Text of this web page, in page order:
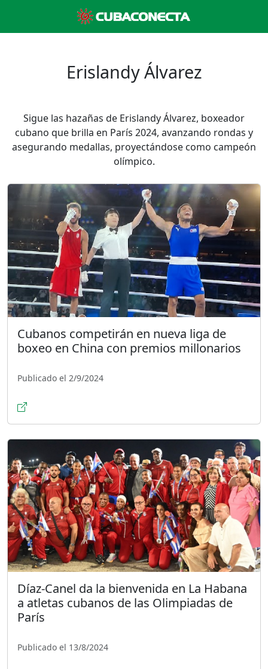
Erislandy Álvarez
Sigue las hazañas de Erislandy Álvarez, boxeador
cubano que brilla en París 2024, avanzando rondas y
asegurando medallas, proyectándose como campeón
olímpico.
Cubanos competirán en nueva liga de
boxeo en China con premios millonarios
Publicado el 2/9/2024
Díaz-Canel da la bienvenida en La Habana
a atletas cubanos de las Olimpiadas de
París
Publicado el 13/8/2024